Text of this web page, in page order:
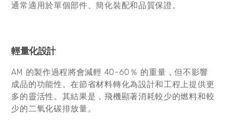
通常適用於單個部件、簡化裝配和品質保證。
輕量化設計
AM 的製作過程將會減輕 40-60％ 的重量，但不影響
成品的功能性。在節省材料轉化為設計和工程上提供更
多的靈活性。其結果是，飛機顯著消耗較少的燃料和較
少的二氧化碳排放量。